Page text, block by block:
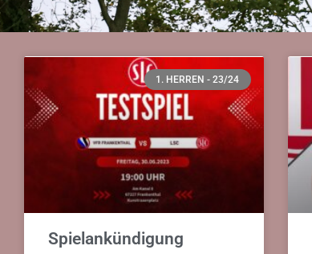
1. HERREN - 23/24
Spielankündigung